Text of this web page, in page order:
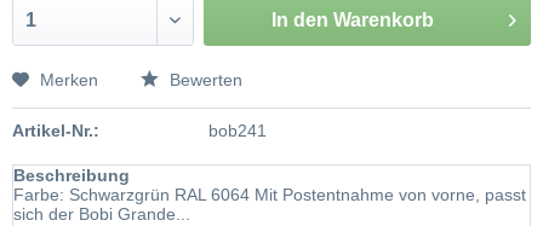
In den Warenkorb
Merken Bewerten
Artikel-Nr.: bob241
Beschreibung
Farbe: Schwarzgrün RAL 6064 Mit Postentnahme von vorne, passt
sich der Bobi Grande...